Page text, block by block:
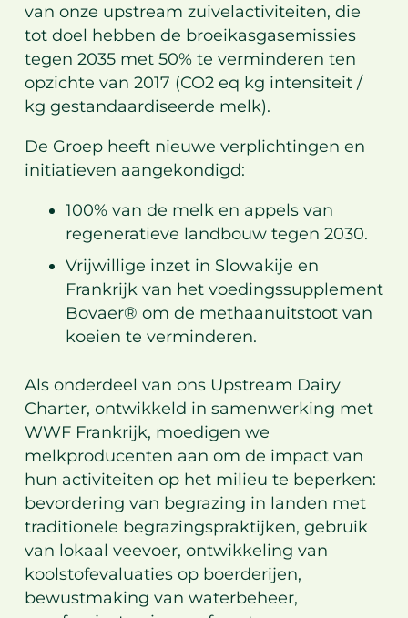
van onze upstream zuivelactiviteiten, die
tot doel hebben de broeikasgasemissies
tegen 2035 met 50% te verminderen ten
opzichte van 2017 (CO2 eq kg intensiteit /
kg gestandaardiseerde melk).
De Groep heeft nieuwe verplichtingen en
initiatieven aangekondigd:
100% van de melk en appels van
regeneratieve landbouw tegen 2030.
Vrijwillige inzet in Slowakije en
Frankrijk van het voedingssupplement
Bovaer® om de methaanuitstoot van
koeien te verminderen.
Als onderdeel van ons Upstream Dairy
Charter, ontwikkeld in samenwerking met
WWF Frankrijk, moedigen we
melkproducenten aan om de impact van
hun activiteiten op het milieu te beperken:
bevordering van begrazing in landen met
traditionele begrazingspraktijken, gebruik
van lokaal veevoer, ontwikkeling van
koolstofevaluaties op boerderijen,
bewustmaking van waterbeheer,